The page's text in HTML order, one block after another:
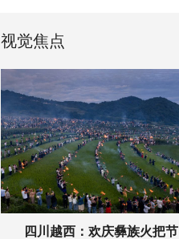
视觉焦点
四川越西：欢庆彝族火把节